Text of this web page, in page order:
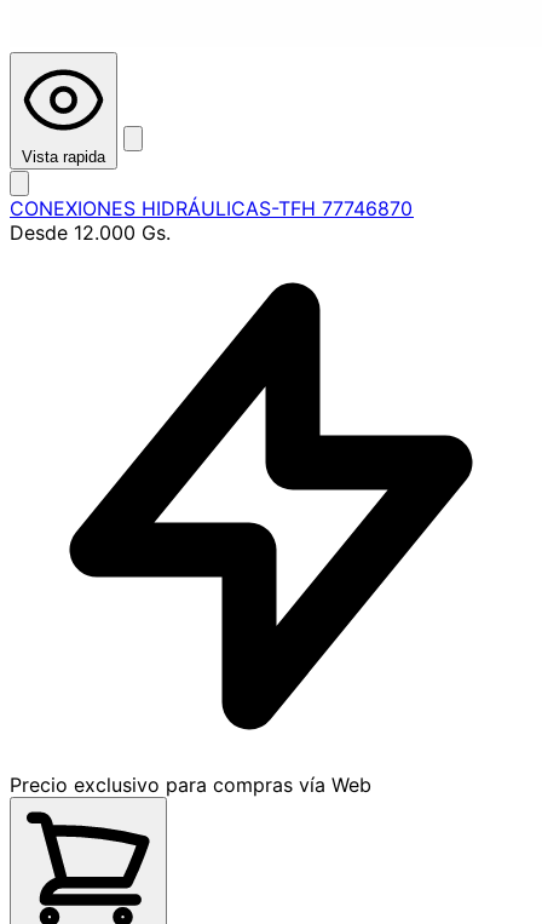
Vista rapida
CONEXIONES HIDRÁULICAS-TFH 77746870
Desde 12.000 Gs.
Precio exclusivo para compras vía Web